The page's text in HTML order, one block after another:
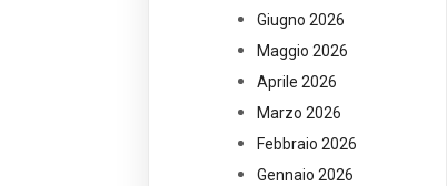
Giugno 2026
Maggio 2026
Aprile 2026
Marzo 2026
Febbraio 2026
Gennaio 2026